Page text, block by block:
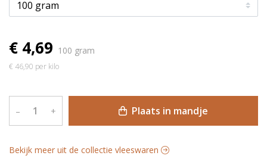
€ 4,69 100 gram
€ 46,90 per kilo
– + Plaats in mandje
Bekijk meer uit de collectie vleeswaren